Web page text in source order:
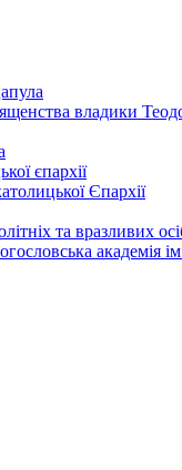
владики
єпархії
Єпархії
та вразливих
академія